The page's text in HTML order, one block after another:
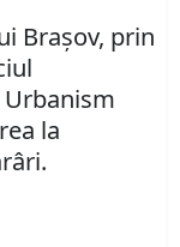
Braşov, prin
la